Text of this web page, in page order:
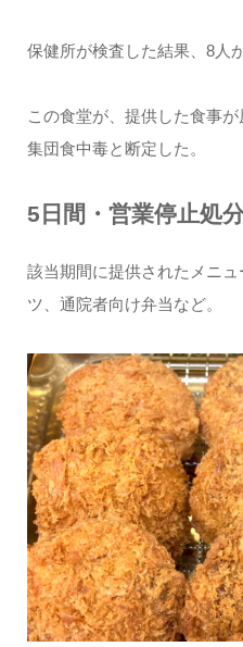
保健所が検査した結果、8人
この食堂が、提供した食事が
集団食中毒と断定した。
5日間・営業停止処
該当期間に提供されたメニ
ツ、通院者向け弁当など。